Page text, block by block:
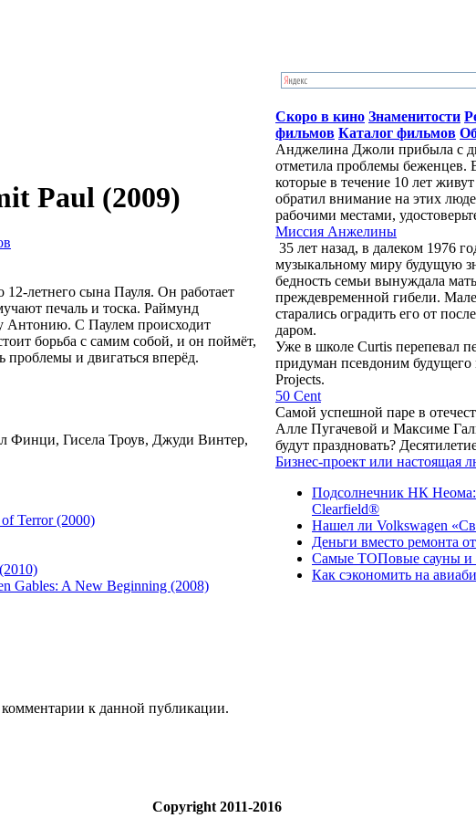
Paul (2009)
летнего сына Пауля. Он работает
печаль и тоска. Раймунд
Антонию. С Паулем происходит
борьба с самим собой, и он поймёт,
и двигаться вперёд.
Финци, Гисела Троув, Джуди Винтер,
Terror (2000)
Gables: A New Beginning (2008)
комментарии к данной публикации.
Скоро в кино Знаменитости
фильмов Каталог фильмов
Анджелина Джоли прибыла с
отметила проблемы беженцев.
которые в течение 10 лет
обратил внимание на этих
рабочими местами,
Миссия Анжелины
35 лет назад, в далеком 1976
музыкальному миру будущую
бедность семьи вынуждала
преждевременной гибели.
старались оградить его от
даром.
Уже в школе Curtis перепевал
придуман псевдоним будущего
Projects.
50 Cent
Самой успешной паре в
Алле Пугачевой и Максиме
будут праздновать?
Бизнес-проект или настоящая
Подсолнечник НК Неома:
Clearfield®
Нашел ли Volkswagen
Деньги вместо ремонта
Самые ТОПовые сауны и
Как сэкономить на
Copyright 2011-2016